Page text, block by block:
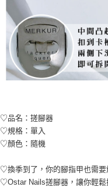
♡品名：搓腳器
♡規格：單入
♡顏色：隨機
♡換季到了，你的腳指甲也需要
♡Ostar Nails搓腳器，讓你輕鬆